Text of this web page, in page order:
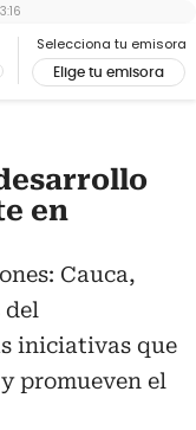
Selecciona tu emisora
Elige tu emisora
en
Cauca,
del
iniciativas que
promueven el